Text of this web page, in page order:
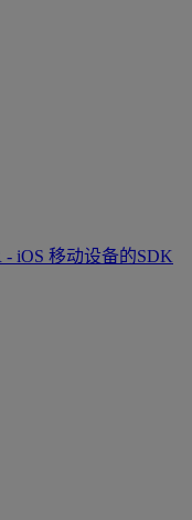
- iOS 移动设备的SDK